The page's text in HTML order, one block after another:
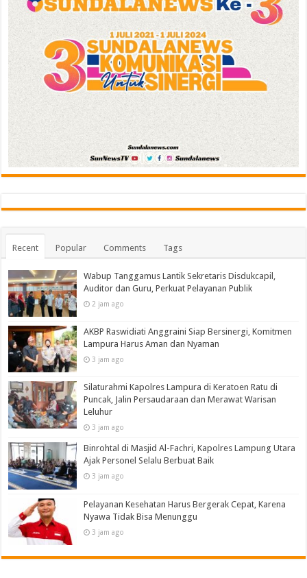
Recent Popular Comments Tags
Wabup Tanggamus Lantik Sekretaris Disdukcapil,
Auditor dan Guru, Perkuat Pelayanan Publik
2 jam ago
AKBP Raswidiati Anggraini Siap Bersinergi, Komitmen
Lampura Harus Aman dan Nyaman
3 jam ago
Silaturahmi Kapolres Lampura di Keratoen Ratu di
Puncak, Jalin Persaudaraan dan Merawat Warisan
Leluhur
3 jam ago
Binrohtal di Masjid Al-Fachri, Kapolres Lampung Utara
Ajak Personel Selalu Berbuat Baik
3 jam ago
Pelayanan Kesehatan Harus Bergerak Cepat, Karena
Nyawa Tidak Bisa Menunggu
3 jam ago